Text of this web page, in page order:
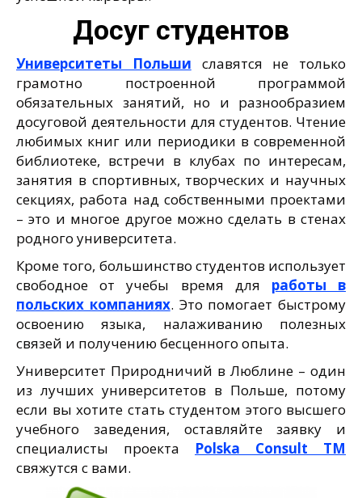
Досуг студентов
Университеты Польши славятся не только
грамотно построенной программой
обязательных занятий, но и разнообразием
досуговой деятельности для студентов. Чтение
любимых книг или периодики в современной
библиотеке, встречи в клубах по интересам,
занятия в спортивных, творческих и научных
секциях, работа над собственными проектами
– это и многое другое можно сделать в стенах
родного университета.
Кроме того, большинство студентов использует
свободное от учебы время для работы в
польских компаниях. Это помогает быстрому
освоению языка, налаживанию полезных
связей и получению бесценного опыта.
Университет Природничий в Люблине – один
из лучших университетов в Польше, потому
если вы хотите стать студентом этого высшего
учебного заведения, оставляйте заявку и
специалисты проекта Polska Consult TM
свяжутся с вами.